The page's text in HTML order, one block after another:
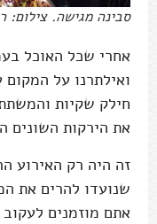
סבינה מגישה. צילום:
אחרי שכל האוכל
ואילתרנו על
חילק שקיות
את הירקות השונים
זה היה רק האירוע
שנועדו להרים את